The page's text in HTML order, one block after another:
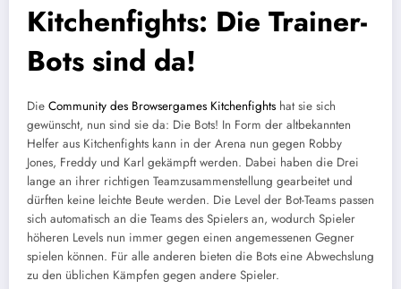
Kitchenfights: Die Trainer-
Bots sind da!
Die Community des Browsergames Kitchenfights hat sie sich
gewünscht, nun sind sie da: Die Bots! In Form der altbekannten
Helfer aus Kitchenfights kann in der Arena nun gegen Robby
Jones, Freddy und Karl gekämpft werden. Dabei haben die Drei
lange an ihrer richtigen Teamzusammenstellung gearbeitet und
dürften keine leichte Beute werden. Die Level der Bot-Teams passen
sich automatisch an die Teams des Spielers an, wodurch Spieler
höheren Levels nun immer gegen einen angemessenen Gegner
spielen können. Für alle anderen bieten die Bots eine Abwechslung
zu den üblichen Kämpfen gegen andere Spieler.